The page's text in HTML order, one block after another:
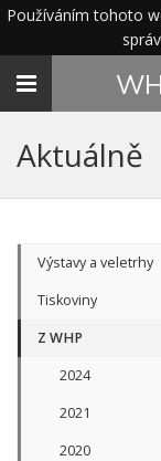
Používáním tohoto
Toggle
Aktuálně
Výstavy a veletrhy
Tiskoviny
Z WHP
2024
2021
2020